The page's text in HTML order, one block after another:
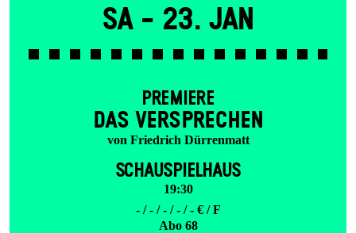
Sa - 23. Jan
PREMIERE
DAS VER­SPRECHEN
von Friedrich Dürrenmatt
SCHAUSPIELHAUS
19:30
- / - / - / - / - € / F
Abo 68